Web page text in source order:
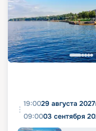
19:0029 августа 2027
09:0003 сентября